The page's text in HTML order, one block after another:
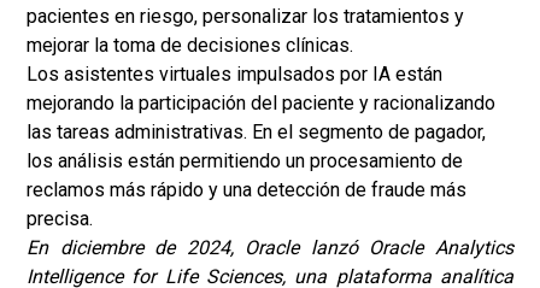
pacientes en riesgo, personalizar los tratamientos y
mejorar la toma de decisiones clínicas.
Los asistentes virtuales impulsados por IA están
mejorando la participación del paciente y racionalizando
las tareas administrativas. En el segmento de pagador,
los análisis están permitiendo un procesamiento de
reclamos más rápido y una detección de fraude más
precisa.
En diciembre de 2024, Oracle lanzó Oracle Analytics
Intelligence for Life Sciences, una plataforma analítica